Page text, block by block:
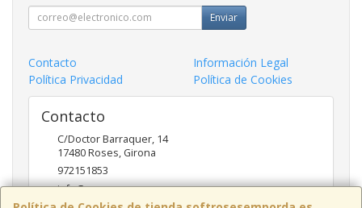
Enviar
Contacto
Información Legal
Política Privacidad
Política de Cookies
Contacto
C/Doctor Barraquer, 14
17480Roses, Girona
972151853
info@ncsroses.com